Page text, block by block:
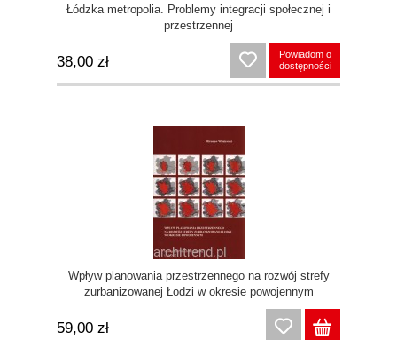
Łódzka metropolia. Problemy integracji społecznej i
przestrzennej
38,00 zł
Powiadom o
dostępności
Wpływ planowania przestrzennego na rozwój strefy
zurbanizowanej Łodzi w okresie powojennym
59,00 zł